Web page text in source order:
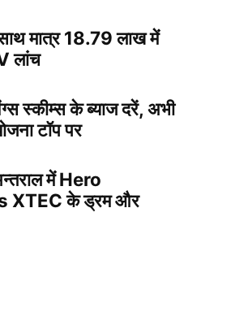
मात्र 18.79 लाख में
लांच
स्कीम्स के ब्याज दरें, अभी
टॉप पर
में Hero
XTEC के ड्रम और